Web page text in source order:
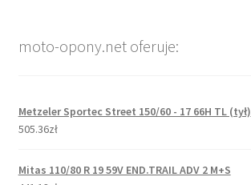
moto-opony.net oferuje:
Metzeler Sportec Street 150/60 - 17 66H TL (tył)
505.36zł
Mitas 110/80 R 19 59V END.TRAIL ADV 2 M+S